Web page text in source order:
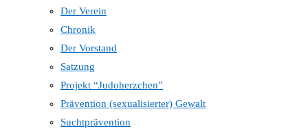
Der Verein
Chronik
Der Vorstand
Satzung
Projekt “Judoherzchen”
Prävention (sexualisierter) Gewalt
Suchtprävention